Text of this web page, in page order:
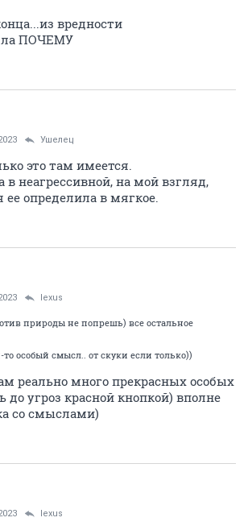
вредности
ПОЧЕМУ
Ушелец
это там имеется.
в неагрессивной, на мой взгляд,
определила в мягкое.
lexus
природы не попрешь) все остальное
особый смысл.. от скуки если только))
реально много прекрасных особых
угроз красной кнопкой) вполне
со смыслами)
lexus